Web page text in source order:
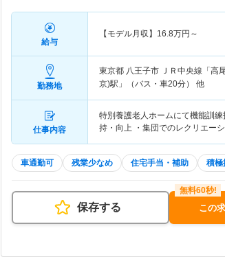
給与
【モデル月収】 16.8万円～
勤務地
東京都 八王子市 ＪＲ中央線「高
京)駅」（バス・車20分） 他
仕事内容
特別養護老人ホームにて機能訓
持・向上 ・集団でのレクリエー
車通勤可 残業少なめ 住宅手当・補助 積極
保存する この